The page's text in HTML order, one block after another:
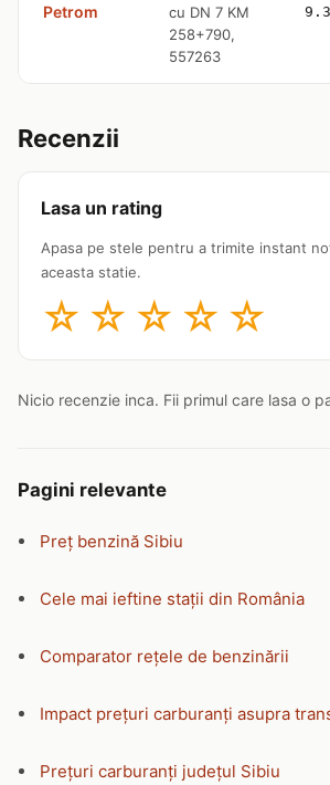
Petrom
cu DN 7 KM
258+790,
557263
Recenzii
Lasa un rating
Apasa pe stele pentru a trimite instant
aceasta statie.
☆ ☆ ☆ ☆ ☆
Nicio recenzie inca. Fii primul care lasa o
Pagini relevante
Preț benzină Sibiu
Cele mai ieftine stații din România
Comparator rețele de benzinării
Impact prețuri carburanți asupra
Prețuri carburanți județul Sibiu